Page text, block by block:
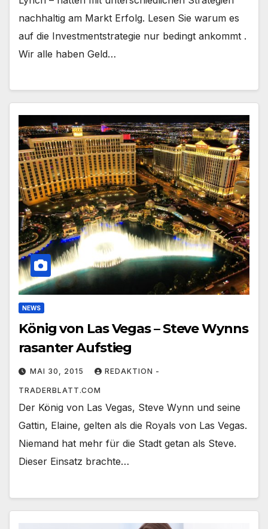
nachhaltig am Markt Erfolg. Lesen Sie warum es
auf die Investmentstrategie nur bedingt ankommt .
Wir alle haben Geld…
NEWS
König von Las Vegas – Steve Wynns
rasanter Aufstieg
MAI 30, 2015 REDAKTION -
TRADERBLATT.COM
Der König von Las Vegas, Steve Wynn und seine
Gattin, Elaine, gelten als die Royals von Las Vegas.
Niemand hat mehr für die Stadt getan als Steve.
Dieser Einsatz brachte…